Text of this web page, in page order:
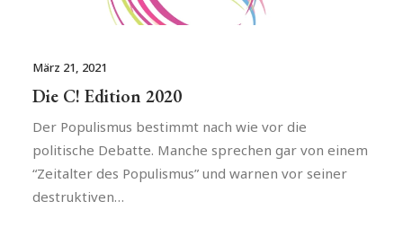
März 21, 2021
Die C! Edition 2020
Der Populismus bestimmt nach wie vor die
politische Debatte. Manche sprechen gar von einem
“Zeitalter des Populismus” und warnen vor seiner
destruktiven…